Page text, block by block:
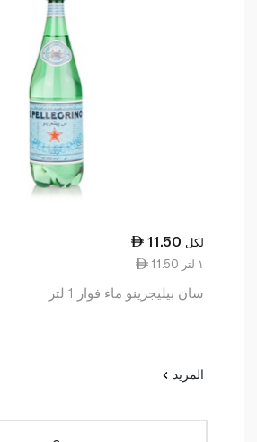
11.50 لكل
11.50 ١ لتر
سان بيليجرينو ماء فوار 1 لتر
المزيد